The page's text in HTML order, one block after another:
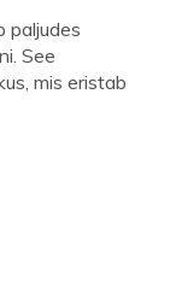
paljudes
See
mis eristab